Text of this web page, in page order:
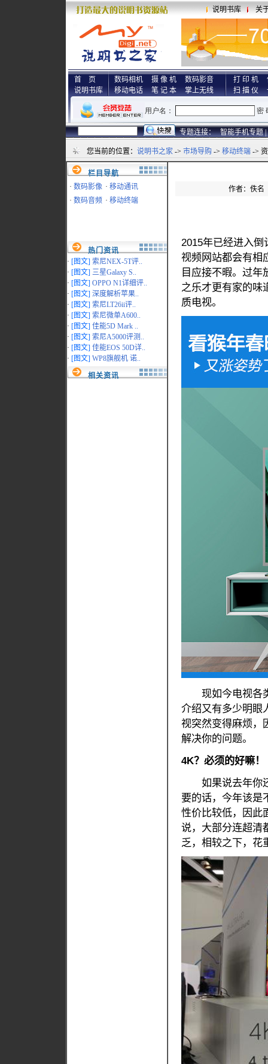
说明书库 关
首 页
说明书库
数码相机 摄 像 机
数码影音
移动电话
笔 记 本 掌上无线
打 印 机
扫 描 仪
专题连接： 智能手机专题 |
您当前的位置： 说明书之家 -> 市场导购 -> 移动终端 ->
栏目导航
· 数码影像 · 移动通讯
· 数码音频 · 移动终端
热门资讯
· [图文] 索尼NEX-5T评..
· [图文] 三星Galaxy S..
· [图文] OPPO N1详细评..
· [图文] 深度解析苹果..
· [图文] 索尼LT26ii评..
· [图文] 索尼微单A600..
· [图文] 佳能5D Mark ..
· [图文] 索尼A5000评测..
· [图文] 佳能EOS 50D详..
· [图文] WP8旗舰机 诺..
相关资讯
作者：佚名
2015年已经进入
视频网站都会有相
目应接不暇。过年
之乐才更有家的
质电视。
现如今电视各类
介绍又有多少明眼
视突然变得麻烦，
解决你的问题。
4K？必须的好嘛！
如果说去年你还
要的话，今年该是
性价比较低，因此
说，大部分连超清
乏，相较之下，花